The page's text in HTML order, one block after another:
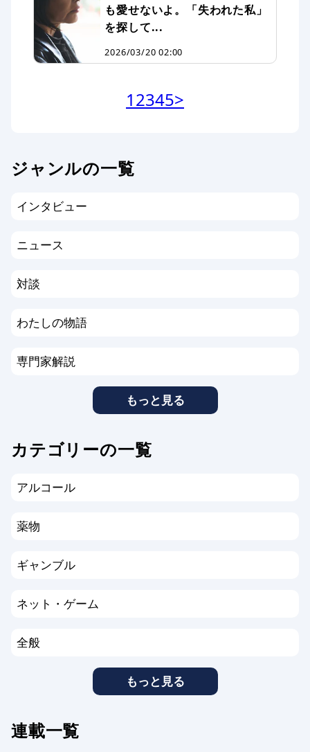
も愛せないよ。「失われた私」
を探して...
2026/03/20 02:00
12345>
ジャンルの一覧
インタビュー
ニュース
対談
わたしの物語
専門家解説
もっと見る
カテゴリーの一覧
アルコール
薬物
ギャンブル
ネット・ゲーム
全般
もっと見る
連載一覧